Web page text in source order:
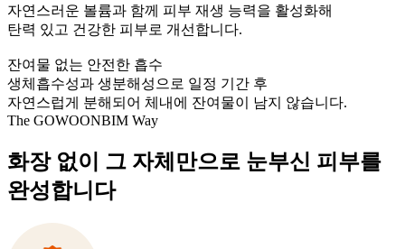
자연스러운 볼륨과 함께 피부 재생 능력을 활성화해
탄력 있고 건강한 피부로 개선합니다.
잔여물 없는 안전한 흡수
생체흡수성과 생분해성으로 일정 기간 후
자연스럽게 분해되어 체내에 잔여물이 남지 않습니다.
The GOWOONBIM Way
화장 없이 그 자체만으로 눈부신 피부를
완성합니다